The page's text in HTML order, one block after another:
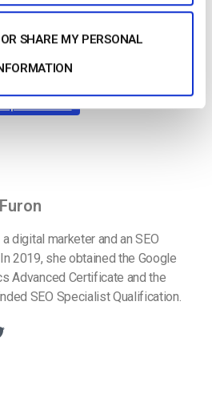
SHARE MY PERSONAL
a continuación en nuestra
nuestra plataforma de vídeo antes
digital marketer and an SEO
2019, she obtained the Google
Advanced Certificate and the
SEO Specialist Qualification.